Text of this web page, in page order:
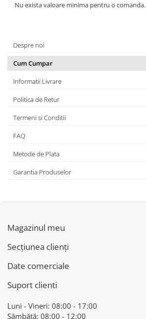
Traversa
Usa spate
Nu exista valoare minima pentru o comanda.
Despre noi
Cum Cumpar
Informatii Livrare
Politica de Retur
Termeni si Conditii
FAQ
Metode de Plata
Garantia Produselor
Magazinul meu
Secțiunea clienți
Date comerciale
Suport clienti
Luni - Vineri: 08:00 - 17:00
Sâmbătă: 08:00 - 12:00